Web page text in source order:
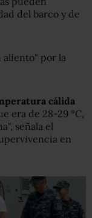
del barco y de
aliento" por la
cálida
era de 28-29 ºC,
señala el
en